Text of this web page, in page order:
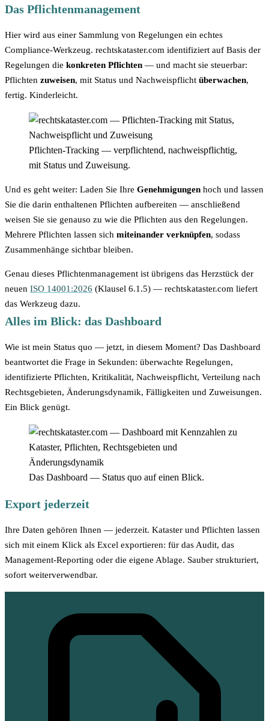
Das Pflichtenmanagement
Hier wird aus einer Sammlung von Regelungen ein echtes
Compliance-Werkzeug. rechtskataster.com identifiziert auf Basis der
Regelungen die konkreten Pflichten — und macht sie steuerbar:
Pflichten zuweisen, mit Status und Nachweispflicht überwachen,
fertig. Kinderleicht.
Pflichten-Tracking — verpflichtend, nachweispflichtig,
mit Status und Zuweisung.
Und es geht weiter: Laden Sie Ihre Genehmigungen hoch und lassen
Sie die darin enthaltenen Pflichten aufbereiten — anschließend
weisen Sie sie genauso zu wie die Pflichten aus den Regelungen.
Mehrere Pflichten lassen sich miteinander verknüpfen, sodass
Zusammenhänge sichtbar bleiben.
Genau dieses Pflichtenmanagement ist übrigens das Herzstück der
neuen ISO 14001:2026 (Klausel 6.1.5) — rechtskataster.com liefert
das Werkzeug dazu.
Alles im Blick: das Dashboard
Wie ist mein Status quo — jetzt, in diesem Moment? Das Dashboard
beantwortet die Frage in Sekunden: überwachte Regelungen,
identifizierte Pflichten, Kritikalität, Nachweispflicht, Verteilung nach
Rechtsgebieten, Änderungsdynamik, Fälligkeiten und Zuweisungen.
Ein Blick genügt.
Das Dashboard — Status quo auf einen Blick.
Export jederzeit
Ihre Daten gehören Ihnen — jederzeit. Kataster und Pflichten lassen
sich mit einem Klick als Excel exportieren: für das Audit, das
Management-Reporting oder die eigene Ablage. Sauber strukturiert,
sofort weiterverwendbar.